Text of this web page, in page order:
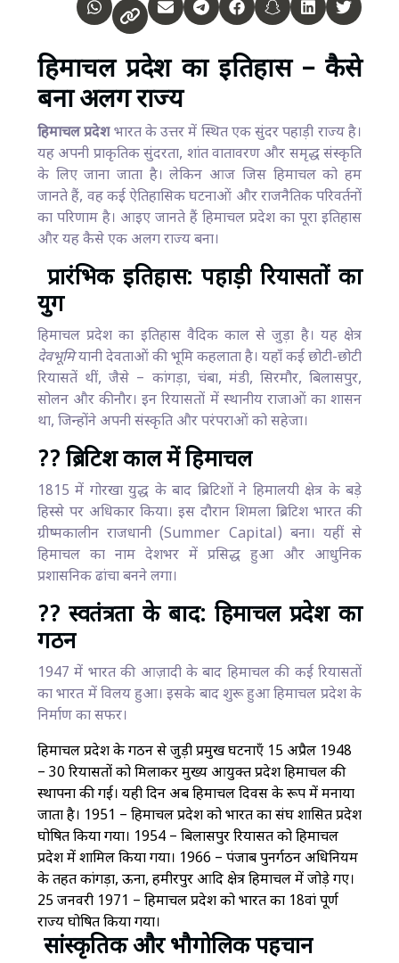
हिमाचल प्रदेश का इतिहास – कैसे
बना अलग राज्य
हिमाचल प्रदेशभारत के उत्तर में स्थित एक सुंदर पहाड़ी राज्य है।
यह अपनी प्राकृतिक सुंदरता, शांत वातावरण और समृद्ध संस्कृति
के लिए जाना जाता है। लेकिन आज जिस हिमाचल को हम
जानते हैं, वह कई ऐतिहासिक घटनाओं और राजनैतिक परिवर्तनों
का परिणाम है। आइए जानते हैं हिमाचल प्रदेश का पूरा इतिहास
और यह कैसे एक अलग राज्य बना।
प्रारंभिक इतिहास: पहाड़ी रियासतों का
युग
हिमाचल प्रदेश का इतिहास वैदिक काल से जुड़ा है। यह क्षेत्र
देवभूमियानी देवताओं की भूमि कहलाता है। यहाँ कई छोटी-छोटी
रियासतें थीं, जैसे – कांगड़ा, चंबा, मंडी, सिरमौर, बिलासपुर,
सोलन और कीनौर। इन रियासतों में स्थानीय राजाओं का शासन
था, जिन्होंने अपनी संस्कृति और परंपराओं को सहेजा।
?? ब्रिटिश काल में हिमाचल
1815 में गोरखा युद्ध के बाद ब्रिटिशों ने हिमालयी क्षेत्र के बड़े
हिस्से पर अधिकार किया। इस दौरान शिमला ब्रिटिश भारत की
ग्रीष्मकालीन राजधानी (Summer Capital) बना। यहीं से
हिमाचल का नाम देशभर में प्रसिद्ध हुआ और आधुनिक
प्रशासनिक ढांचा बनने लगा।
?? स्वतंत्रता के बाद: हिमाचल प्रदेश का
गठन
1947 में भारत की आज़ादी के बाद हिमाचल की कई रियासतों
का भारत में विलय हुआ। इसके बाद शुरू हुआ हिमाचल प्रदेश के
निर्माण का सफर।
हिमाचल प्रदेश के गठन से जुड़ी प्रमुख घटनाएँ 15 अप्रैल 1948
– 30 रियासतों को मिलाकर मुख्य आयुक्त प्रदेश हिमाचल की
स्थापना की गई। यही दिन अब हिमाचल दिवस के रूप में मनाया
जाता है। 1951 – हिमाचल प्रदेश को भारत का संघ शासित प्रदेश
घोषित किया गया। 1954 – बिलासपुर रियासत को हिमाचल
प्रदेश में शामिल किया गया। 1966 – पंजाब पुनर्गठन अधिनियम
के तहत कांगड़ा, ऊना, हमीरपुर आदि क्षेत्र हिमाचल में जोड़े गए।
25 जनवरी 1971 – हिमाचल प्रदेश को भारत का 18वां पूर्ण
राज्य घोषित किया गया।
सांस्कृतिक और भौगोलिक पहचान